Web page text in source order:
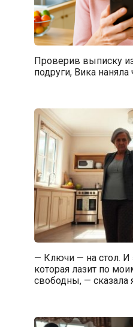
Проверив выписку
подруги, Вика наняла
— Ключи — на стол.
которая лазит по
свободны, — сказала